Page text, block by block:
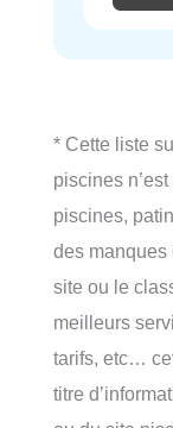
* Cette liste
piscines
piscines,
des manques
site ou le
meilleurs
tarifs, etc…
titre